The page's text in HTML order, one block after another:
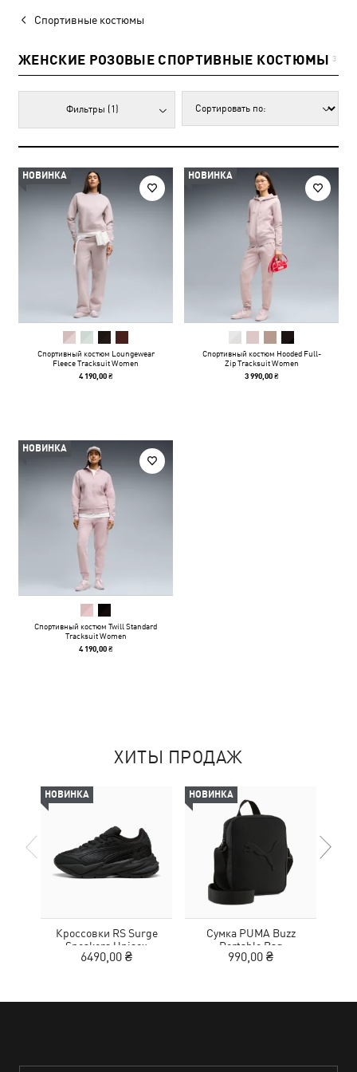
Спортивные костюмы
ЖЕНСКИЕ РОЗОВЫЕ СПОРТИВНЫЕ КОСТЮМЫ 3
Фильтры (1)
НОВИНКА
Спортивный костюм Loungewear
Fleece Tracksuit Women
4 190,00 ₴
НОВИНКА
Спортивный костюм Hooded Full-
Zip Tracksuit Women
3 990,00 ₴
НОВИНКА
Спортивный костюм Twill Standard
Tracksuit Women
4 190,00 ₴
ХИТЫ ПРОДАЖ
НОВИНКА
Кроссовки RS Surge
Sneakers Unisex
6490,00 ₴
НОВИНКА
Сумка PUMA Buzz
Portable Bag
990,00 ₴